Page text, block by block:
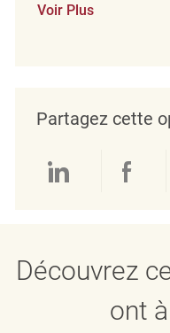
Voir Plus
Partagez cette
Partager via
Découvrez
ont